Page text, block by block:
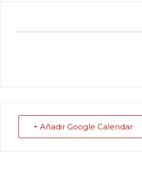
+ Añadir Google Calendar